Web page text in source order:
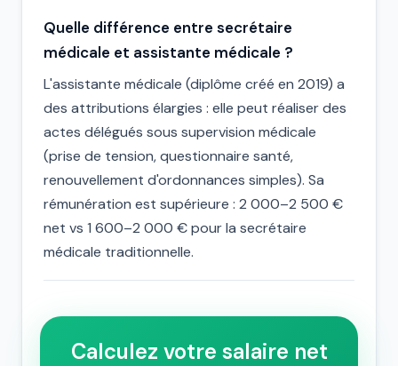
Quelle différence entre secrétaire
médicale et assistante médicale ?
L'assistante médicale (diplôme créé en 2019) a
des attributions élargies : elle peut réaliser des
actes délégués sous supervision médicale
(prise de tension, questionnaire santé,
renouvellement d'ordonnances simples). Sa
rémunération est supérieure : 2 000–2 500 €
net vs 1 600–2 000 € pour la secrétaire
médicale traditionnelle.
Calculez votre salaire net